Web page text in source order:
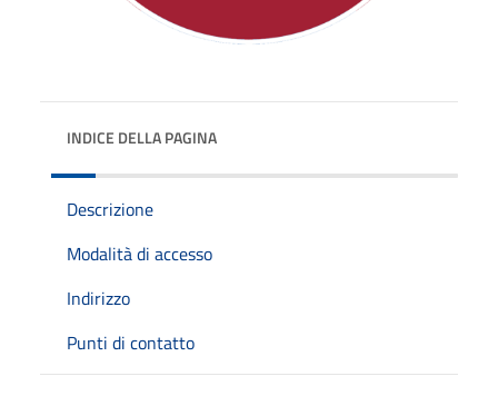
INDICE DELLA PAGINA
Descrizione
Modalità di accesso
Indirizzo
Punti di contatto